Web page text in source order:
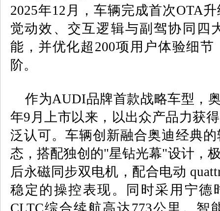
2025年12月，车辆完成首次OTA
觉动效、交互逻辑与副驾协同四
能，并优化超200项用户体验细
阶。
作为AUDI品牌首款战略车型，奥
年9月上市以来，以出众产品力获
泛认可。车辆创新融合奥迪经典
态，搭配独创的"星钻光幕"设计，
后永磁同步双电机，配合电动
稳定的操控表现。同时采用宁德
CLTC综合续航高达773公里。智